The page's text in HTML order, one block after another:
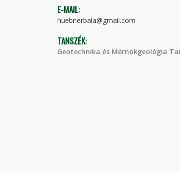
E-MAIL:
huebnerbala@gmail.com
TANSZÉK:
Geotechnika és Mérnökgeológia